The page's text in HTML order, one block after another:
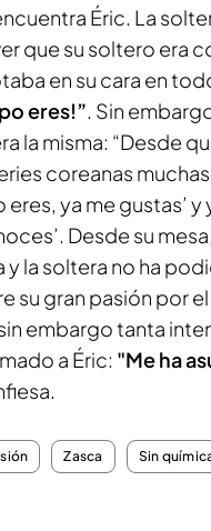
Éric. La
que su soltero era
en su cara en
eres!”. Sin
la misma: “Desde
coreanas
eres, ya me gustas’
Desde su
y la soltera no ha
su gran pasión por
embargo tanta
a Éric: "Me ha
Zasca Sin